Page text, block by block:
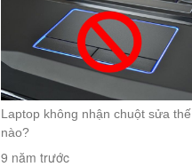
Laptop không nhận chuột sửa thế
nào?
9 năm trước